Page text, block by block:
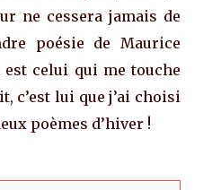
ne cessera jamais de
poésie de Maurice
est celui qui me touche
c’est lui que j’ai choisi
poèmes d’hiver !